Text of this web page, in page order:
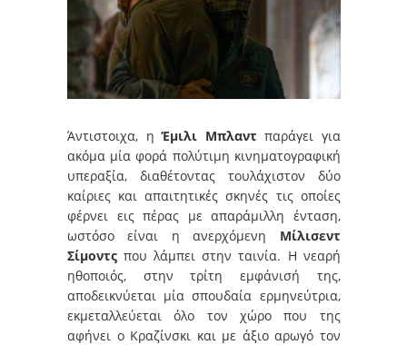
Άντιστοιχα, ηΈμιλι Μπλαντ παράγει για
ακόμα μία φορά πολύτιμη κινηματογραφική
υπεραξία, διαθέτοντας τουλάχιστον δύο
καίριες και απαιτητικές σκηνές τις οποίες
φέρνει εις πέρας με απαράμιλλη ένταση,
ωστόσο είναι η ανερχόμενη Μίλισεντ
Σίμοντς που λάμπει στην ταινία. Η νεαρή
ηθοποιός, στην τρίτη εμφάνισή της,
αποδεικνύεται μία σπουδαία ερμηνεύτρια,
εκμεταλλεύεται όλο τον χώρο που της
αφήνει ο Κραζίνσκι και με άξιο αρωγό τον